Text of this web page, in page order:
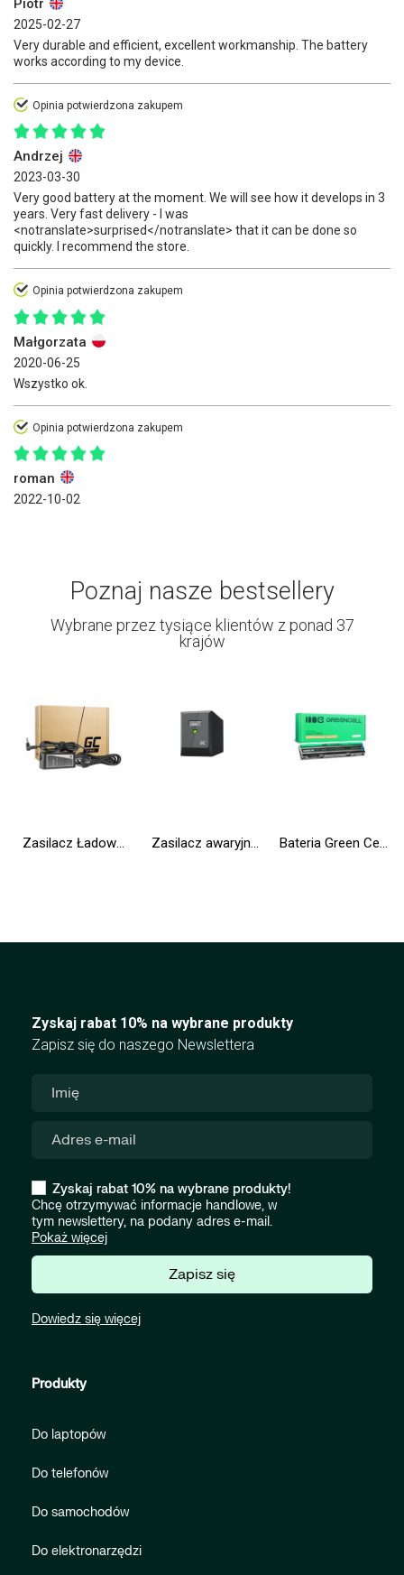
Piotr
2025-02-27
Very durable and efficient, excellent workmanship. The battery
works according to my device.
Opinia potwierdzona zakupem
Andrzej
2023-03-30
Very good battery at the moment. We will see how it develops in 3
years. Very fast delivery - I was
<notranslate>surprised</notranslate> that it can be done so
quickly. I recommend the store.
Opinia potwierdzona zakupem
Małgorzata
2020-06-25
Wszystko ok.
Opinia potwierdzona zakupem
roman
2022-10-02
Poznaj nasze bestsellery
Wybrane przez tysiące klientów z ponad 37
krajów
Zasilacz Ładowarka Green Cell PRO 19.5V 3.33A 65W do HP 250 G2 G3 G4 G5 15-R 15-R100NW 15-R101NW 15-R104NW 15-R233NW 15-R253NW Zasilacz awaryjny UPS Greencell 2000VA 1200W PowerProof z wyświetlaczem LCD Bateria Green Cell 8858X T54FJ M5Y0X do Dell Latitude E5420 E5430 E5520 E5530 E6420 E6430 E6520 E6530
Zyskaj rabat 10% na wybrane produkty
Zapisz się do naszego Newslettera
Zyskaj rabat 10% na wybrane produkty!
Chcę otrzymywać informacje handlowe, w
tym newslettery, na podany adres e-mail.
Pokaż więcej
Zapisz się
Dowiedz się więcej
Produkty
Do laptopów
Do telefonów
Do samochodów
Do elektronarzędzi